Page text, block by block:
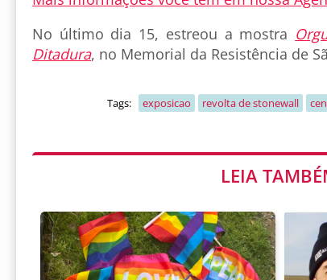
No último dia 15, estreou a mostra
Ditadura, no Memorial da Resistência de
Tags: exposicao revolta de stonewall
LEIA